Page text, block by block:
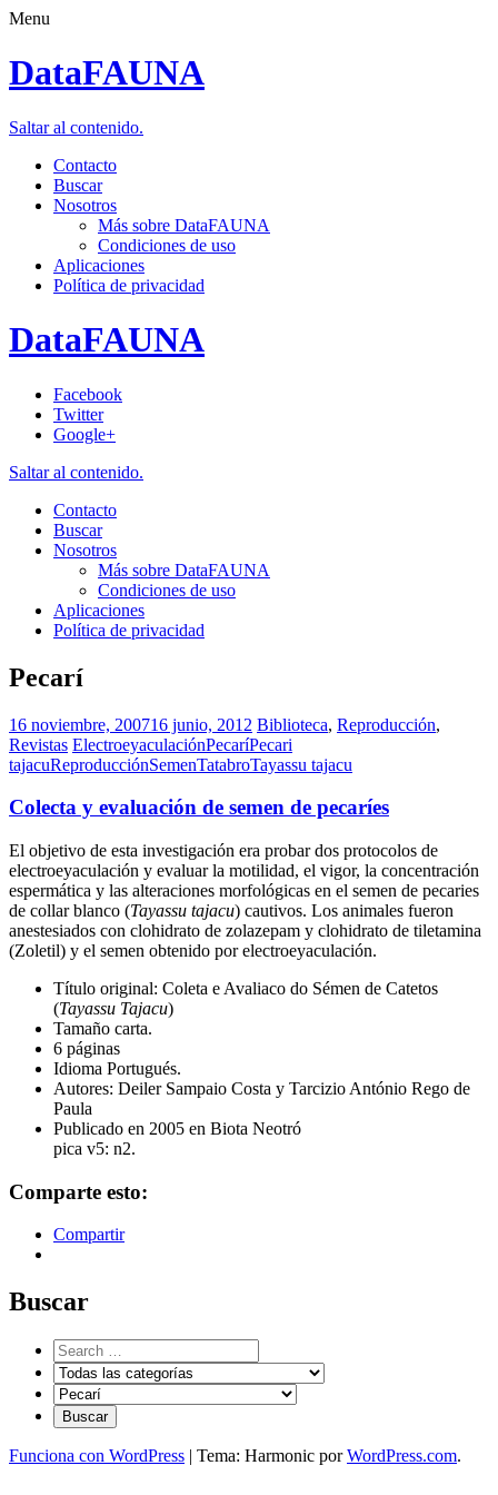
Menu
DataFAUNA
Saltar al contenido.
Contacto
Buscar
Nosotros
Más sobre DataFAUNA
Condiciones de uso
Aplicaciones
Política de privacidad
DataFAUNA
Facebook
Twitter
Google+
Saltar al contenido.
Contacto
Buscar
Nosotros
Más sobre DataFAUNA
Condiciones de uso
Aplicaciones
Política de privacidad
Pecarí
16 noviembre, 200716 junio, 2012 Biblioteca, Reproducción,
Revistas ElectroeyaculaciónPecaríPecari
tajacuReproducciónSemenTatabroTayassu tajacu
Colecta y evaluación de semen de pecaríes
El objetivo de esta investigación era probar dos protocolos de
electroeyaculación y evaluar la motilidad, el vigor, la concentración
espermática y las alteraciones morfológicas en el semen de pecaries
de collar blanco (Tayassu tajacu) cautivos. Los animales fueron
anestesiados con clohidrato de zolazepam y clohidrato de tiletamina
(Zoletil) y el semen obtenido por electroeyaculación.
Título original: Coleta e Avaliaco do Sémen de Catetos
(Tayassu Tajacu)
Tamaño carta.
6 páginas
Idioma Portugués.
Autores: Deiler Sampaio Costa y Tarcizio António Rego de
Paula
Publicado en 2005 en Biota Neotró
pica v5: n2.
Comparte esto:
Compartir
Buscar
Funciona con WordPress | Tema: Harmonic porWordPress.com.